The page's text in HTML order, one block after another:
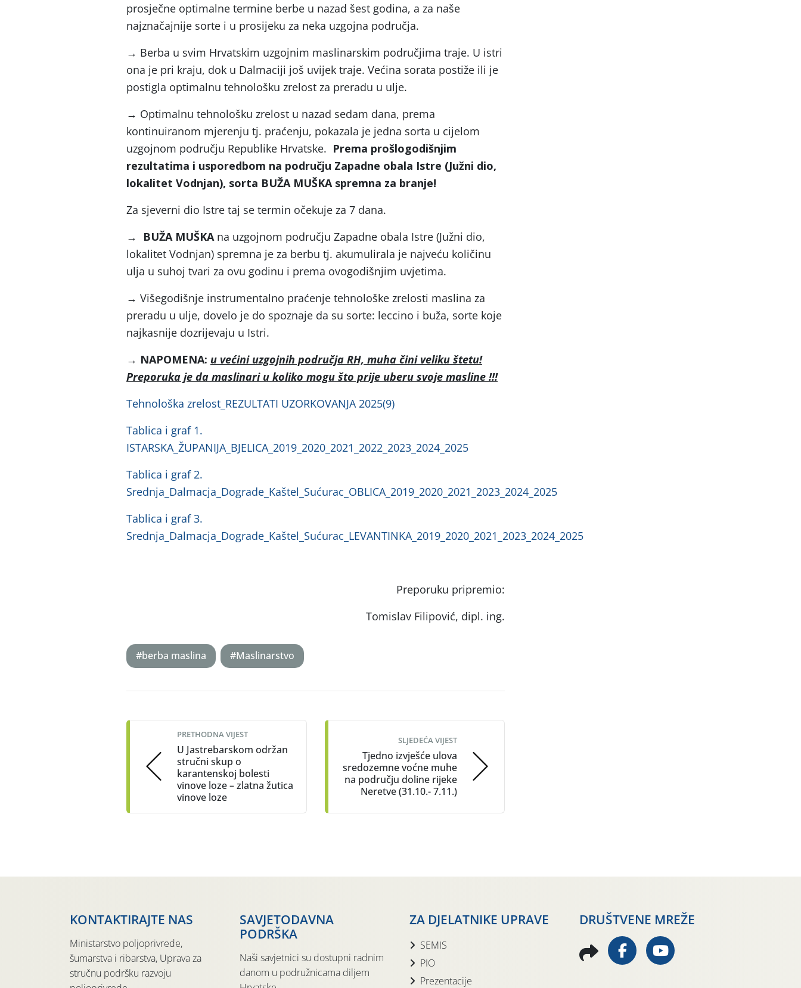
prosječne optimalne termine berbe u nazad šest godina, a za naše
najznačajnije sorte i u prosijeku za neka uzgojna područja.
→ Berba u svim Hrvatskim uzgojnim maslinarskim područjima traje. U istri
ona je pri kraju, dok u Dalmaciji još uvijek traje. Većina sorata postiže ili je
postigla optimalnu tehnološku zrelost za preradu u ulje.
→ Optimalnu tehnološku zrelost u nazad sedam dana, prema
kontinuiranom mjerenju tj. praćenju, pokazala je jedna sorta u cijelom
uzgojnom području Republike Hrvatske. Prema prošlogodišnjim
rezultatima i usporedbom na području Zapadne obala Istre (Južni dio,
lokalitet Vodnjan), sorta BUŽA MUŠKA spremna za branje!
Za sjeverni dio Istre taj se termin očekuje za 7 dana.
→ BUŽA MUŠKA na uzgojnom području Zapadne obala Istre (Južni dio,
lokalitet Vodnjan) spremna je za berbu tj. akumulirala je najveću količinu
ulja u suhoj tvari za ovu godinu i prema ovogodišnjim uvjetima.
→ Višegodišnje instrumentalno praćenje tehnološke zrelosti maslina za
preradu u ulje, dovelo je do spoznaje da su sorte: leccino i buža, sorte koje
najkasnije dozrijevaju u Istri.
→ NAPOMENA: u većini uzgojnih područja RH, muha čini veliku štetu!
Preporuka je da maslinari u koliko mogu što prije uberu svoje masline !!!
Tehnološka zrelost_REZULTATI UZORKOVANJA 2025(9)
Tablica i graf 1.
ISTARSKA_ŽUPANIJA_BJELICA_2019_2020_2021_2022_2023_2024_2025
Tablica i graf 2.
Srednja_Dalmacja_Dograde_Kaštel_Sućurac_OBLICA_2019_2020_2021_2023_2024_2025
Tablica i graf 3.
Srednja_Dalmacja_Dograde_Kaštel_Sućurac_LEVANTINKA_2019_2020_2021_2023_2024_2025
Preporuku pripremio:
Tomislav Filipović, dipl. ing.
#berba maslina #Maslinarstvo
navigation
PRETHODNA VIJEST
U Jastrebarskom održan
stručni skup o
karantenskoj bolesti
vinove loze – zlatna žutica
vinove loze
SLJEDEĆA VIJEST
Tjedno izvješće ulova
sredozemne voćne muhe
na području doline rijeke
Neretve (31.10.- 7.11.)
KONTAKTIRAJTE NAS
Ministarstvo poljoprivrede,
šumarstva i ribarstva, Uprava za
stručnu podršku razvoju
SAVJETODAVNA
PODRŠKA
Naši savjetnici su dostupni radnim
danom u podružnicama diljem
ZA DJELATNIKE UPRAVE
SEMIS
PIO
Prezentacije
DRUŠTVENE MREŽE